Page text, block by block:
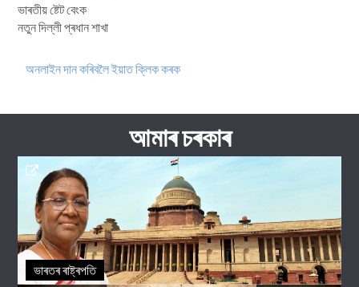
ভাৰতীয় ষ্টেট বেংক
নতুন দিল্লী প্ৰধান শাখা
অনলাইন দান কৰিবলৈ ইয়াত ক্লিক কৰক
আমাৰ চৰকাৰ
ভাৰতৰ ৰাষ্ট্ৰপতি